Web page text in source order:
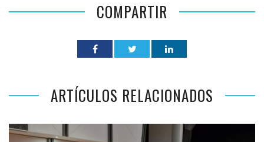
COMPARTIR
ARTÍCULOS RELACIONADOS